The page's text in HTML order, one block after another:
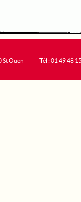
St Ouen
Tél : 01 49 48